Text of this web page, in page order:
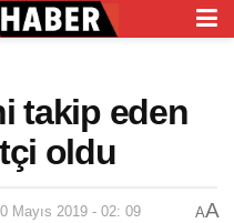
takip eden
oldu
Mayıs 2019 - 02: 09 AA